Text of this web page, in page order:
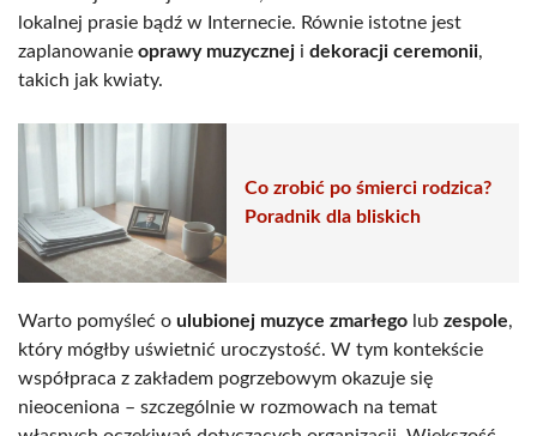
lokalnej prasie bądź w Internecie. Równie istotne jest
zaplanowanie oprawy muzycznej i dekoracji ceremonii,
takich jak kwiaty.
Co zrobić po śmierci rodzica?
Poradnik dla bliskich
Warto pomyśleć o ulubionej muzyce zmarłego lub zespole,
który mógłby uświetnić uroczystość. W tym kontekście
współpraca z zakładem pogrzebowym okazuje się
nieoceniona – szczególnie w rozmowach na temat